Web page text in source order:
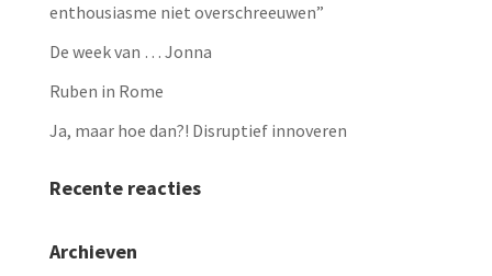
enthousiasme niet overschreeuwen”
De week van … Jonna
Ruben in Rome
Ja, maar hoe dan?! Disruptief innoveren
Recente reacties
Archieven